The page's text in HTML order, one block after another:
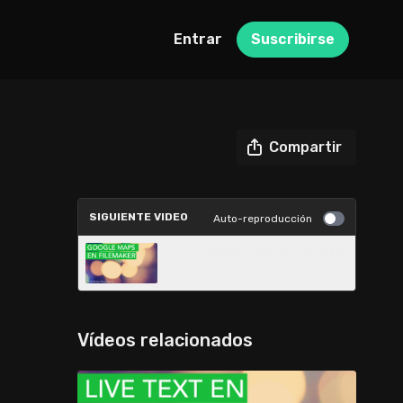
Entrar Suscribirse
Compartir
SIGUIENTE VIDEO Auto-reproducción
Vídeos relacionados